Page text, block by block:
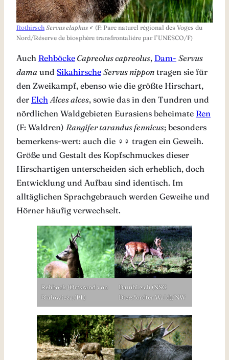
Rothirsch Servus elaphus ♂ (F: Parc naturel régional des Voges du
Nord/Réserve de biosphère transfrontaliére par I’UNESCO/F)
Auch Rehböcke Capreolus capreolus, Dam- Servus
dama und Sikahirsche Servus nippon tragen sie für
den Zweikampf, ebenso wie die größte Hirschart,
der Elch Alces alces, sowie das in den Tundren und
nördlichen Waldgebieten Eurasiens beheimate Ren
(F: Waldren) Rangifer tarandus fennicus; besonders
bemerkens-wert: auch die ♀♀ tragen ein Geweih.
Größe und Gestalt des Kopfschmuckes dieser
Hirschartigen unterscheiden sich erheblich, doch
Entwicklung und Aufbau sind identisch. Im
alltäglichen Sprachgebrauch werden Geweihe und
Hörner häufig verwechselt.
Rehbock (Ortsrand von
Białowieża/PL)
Damhirsch (NSG
Diersfordter Wald)/NW